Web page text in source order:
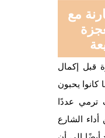
مع
قبل إكمال
كانوا يحبون
عددًا
الشارع